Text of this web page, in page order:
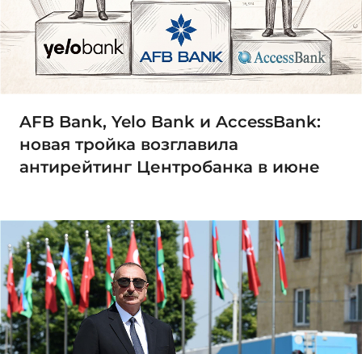
AFB Bank, Yelo Bank и AccessBank:
новая тройка возглавила
антирейтинг Центробанка в июне